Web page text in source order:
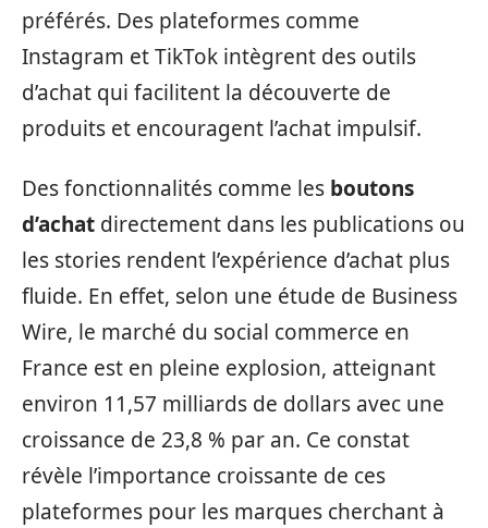
préférés. Des plateformes comme
Instagram et TikTok intègrent des outils
d’achat qui facilitent la découverte de
produits et encouragent l’achat impulsif.
Des fonctionnalités comme les boutons
d’achat directement dans les publications ou
les stories rendent l’expérience d’achat plus
fluide. En effet, selon une étude de Business
Wire, le marché du social commerce en
France est en pleine explosion, atteignant
environ 11,57 milliards de dollars avec une
croissance de 23,8 % par an. Ce constat
révèle l’importance croissante de ces
plateformes pour les marques cherchant à